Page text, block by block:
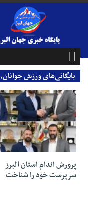
بایگانی‌های ورزش
27 شهریور 1403
پرورش اندام استان البرز
سرپرست خود را شناخت